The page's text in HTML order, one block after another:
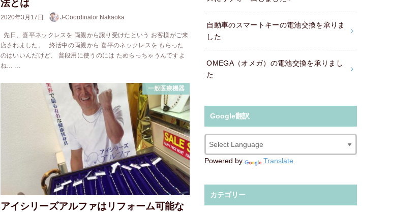
法とは
2020年3月17日 J-Coordinator Nakaoka
先日、喜平ネックレスを 両親から譲り受けたという お客様がご来
店されました。 終活中の両親から 喜平のネックレスを もらった
のはいいんだけど、 普段用に使うのには ためらっちゃうんですよ
ね… …
一般医療機器
アイシリーズアルファはリフォーム可能な
自動車のスマートキーの電池交換を承りま
した
OMEGA（オメガ）の電池交換を承りまし
た
Google翻訳
Powered by Translate
カテゴリー